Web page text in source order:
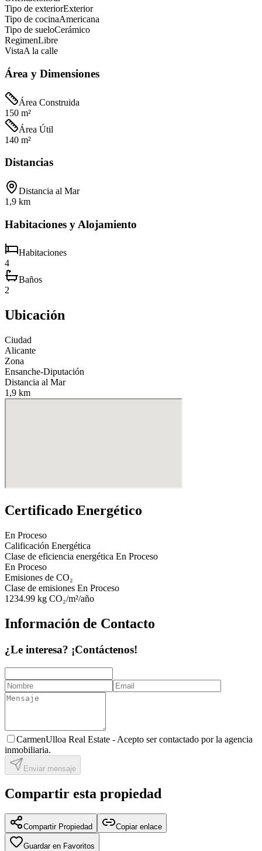
Tipo de exteriorExterior
Tipo de cocinaAmericana
Tipo de sueloCerámico
RegimenLibre
VistaA la calle
Área y Dimensiones
Área Construida
150 m²
Área Útil
140 m²
Distancias
Distancia al Mar
1,9 km
Habitaciones y Alojamiento
Habitaciones
4
Baños
2
Ubicación
Ciudad
Alicante
Zona
Ensanche-Diputación
Distancia al Mar
1,9 km
Certificado Energético
En Proceso
Calificación Energética
Clase de eficiencia energética En Proceso
En Proceso
Emisiones de CO₂
Clase de emisiones En Proceso
1234.99 kg CO₂/m²/año
Información de Contacto
¿Le interesa? ¡Contáctenos!
CarmenUlloa Real Estate - Acepto ser contactado por la agencia
inmobiliaria.
Enviar mensaje
Compartir esta propiedad
Compartir Propiedad Copiar enlace
Guardar en Favoritos